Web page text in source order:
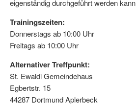
eigenständig durchgeführt werden kann
Trainingszeiten:
Donnerstags ab 10:00 Uhr
Freitags ab 10:00 Uhr
Alternativer Treffpunkt:
St. Ewaldi Gemeindehaus
Egbertstr. 15
44287 Dortmund Aplerbeck